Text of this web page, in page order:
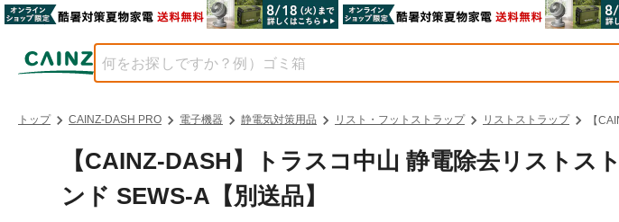
トップ CAINZ-DASH PRO 電子機器 静電気対策用品 リスト・フットストラップ リストストラップ 【
【CAINZ-DASH】トラスコ中山 静電除去リスト
ンド SEWS-A【別送品】